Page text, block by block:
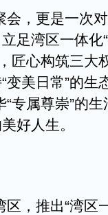
，更是一次
足湾区一体化
匠心构筑三大
美日常”的生
专属尊崇”的
好人生。
，推出“湾区